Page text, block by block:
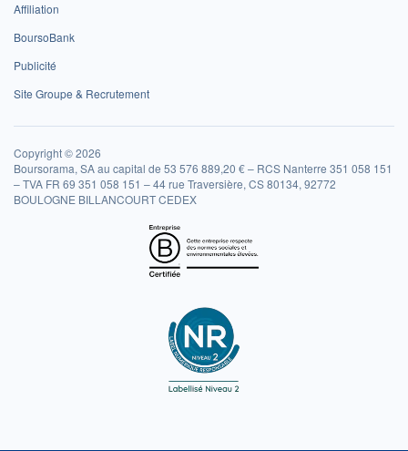
Affiliation
BoursoBank
Publicité
Site Groupe & Recrutement
Copyright © 2026
Boursorama, SA au capital de 53 576 889,20 € – RCS Nanterre 351 058 151
– TVA FR 69 351 058 151 – 44 rue Traversière, CS 80134, 92772
BOULOGNE BILLANCOURT CEDEX